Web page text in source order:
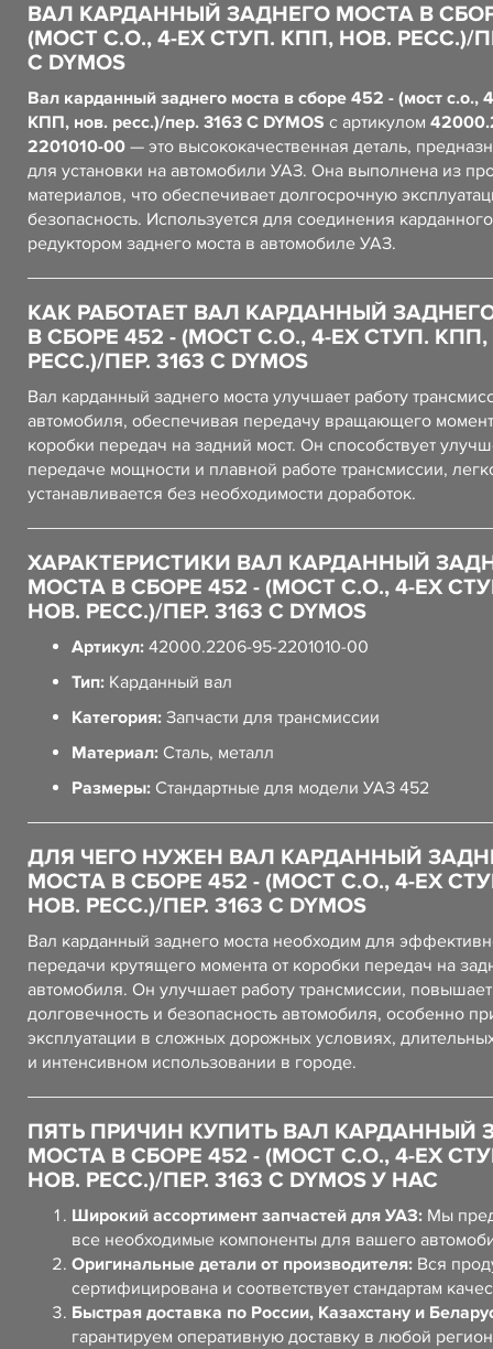
ВАЛ КАРДАННЫЙ ЗАДНЕГО МОСТА В
(МОСТ С.О., 4-ЕХ СТУП. КПП, НОВ. РЕСС.)/
С DYMOS
Вал карданный заднего моста в сборе 452 - (мост с.о.,
КПП, нов. ресс.)/пер. 3163 С DYMOS с артикулом
2201010-00 — это высококачественная деталь,
для установки на автомобили УАЗ. Она выполнена из
материалов, что обеспечивает долгосрочную
безопасность. Используется для соединения
редуктором заднего моста в автомобиле УАЗ.
КАК РАБОТАЕТ ВАЛ КАРДАННЫЙ
В СБОРЕ 452 - (МОСТ С.О., 4-ЕХ СТУП.
РЕСС.)/ПЕР. 3163 С DYMOS
Вал карданный заднего моста улучшает работу
автомобиля, обеспечивая передачу вращающего
коробки передач на задний мост. Он способствует
передаче мощности и плавной работе трансмиссии,
устанавливается без необходимости доработок.
ХАРАКТЕРИСТИКИ ВАЛ КАРДАННЫЙ
МОСТА В СБОРЕ 452 - (МОСТ С.О., 4-ЕХ
НОВ. РЕСС.)/ПЕР. 3163 С DYMOS
Артикул: 42000.2206-95-2201010-00
Тип: Карданный вал
Категория: Запчасти для трансмиссии
Материал: Сталь, металл
Размеры: Стандартные для модели УАЗ 452
ДЛЯ ЧЕГО НУЖЕН ВАЛ КАРДАННЫЙ
МОСТА В СБОРЕ 452 - (МОСТ С.О., 4-ЕХ
НОВ. РЕСС.)/ПЕР. 3163 С DYMOS
Вал карданный заднего моста необходим для
передачи крутящего момента от коробки передач на
автомобиля. Он улучшает работу трансмиссии, повышает
долговечность и безопасность автомобиля, особенно
эксплуатации в сложных дорожных условиях,
и интенсивном использовании в городе.
ПЯТЬ ПРИЧИН КУПИТЬ ВАЛ КАРДАННЫЙ
МОСТА В СБОРЕ 452 - (МОСТ С.О., 4-ЕХ
НОВ. РЕСС.)/ПЕР. 3163 С DYMOS У НАС
Широкий ассортимент запчастей для УАЗ: Мы
все необходимые компоненты для вашего
Оригинальные детали от производителя: Вся
сертифицирована и соответствует стандартам
Быстрая доставка по России, Казахстану и
гарантируем оперативную доставку в любой